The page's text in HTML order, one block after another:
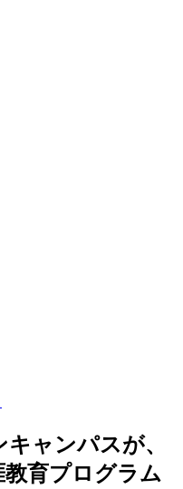
ャンパスが、
育プログラム